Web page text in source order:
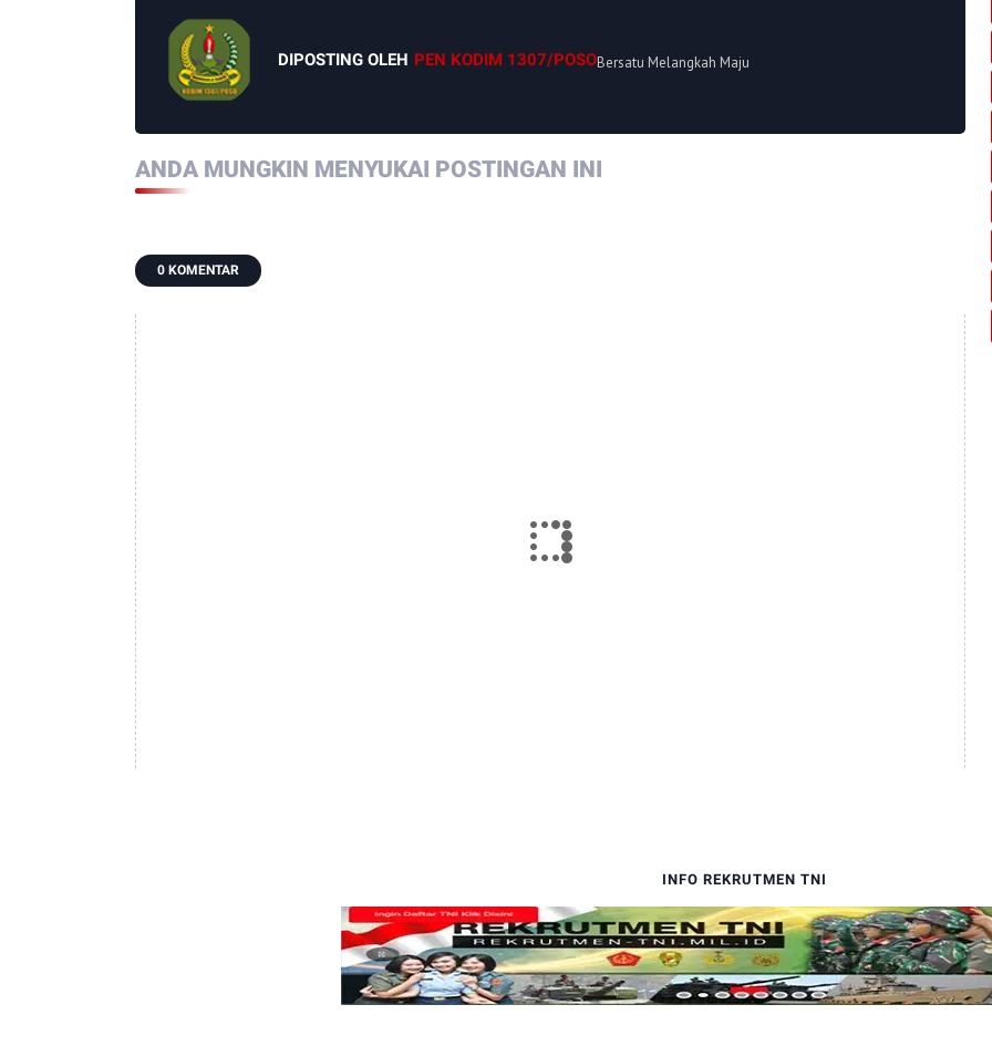
DIPOSTING OLEH PEN KODIM 1307/POSOBersatu Melangkah Maju
ANDA MUNGKIN MENYUKAI POSTINGAN INI
0 KOMENTAR
INFO REKRUTMEN TNI